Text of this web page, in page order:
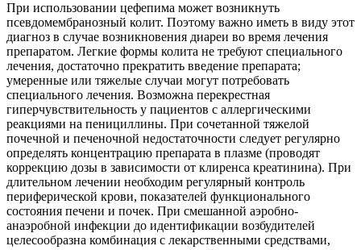
При использовании цефепима может возникнуть
псевдомембранозный колит. Поэтому важно иметь в виду этот
диагноз в случае возникновения диареи во время лечения
препаратом. Легкие формы колита не требуют специального
лечения, достаточно прекратить введение препарата;
умеренные или тяжелые случаи могут потребовать
специального лечения. Возможна перекрестная
гиперчувствительность у пациентов с аллергическими
реакциями на пенициллины. При сочетанной тяжелой
почечной и печеночной недостаточности следует регулярно
определять концентрацию препарата в плазме (проводят
коррекцию дозы в зависимости от клиренса креатинина). При
длительном лечении необходим регулярный контроль
периферической крови, показателей функционального
состояния печени и почек. При смешанной аэробно-
анаэробной инфекции до идентификации возбудителей
целесообразна комбинация с лекарственными средствами,